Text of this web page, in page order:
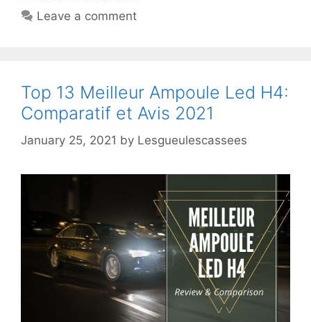
Leave a comment
Top 13 Meilleur Ampoule Led H4:
Comparatif et Avis 2021
January 25, 2021 by Lesgueulescassees